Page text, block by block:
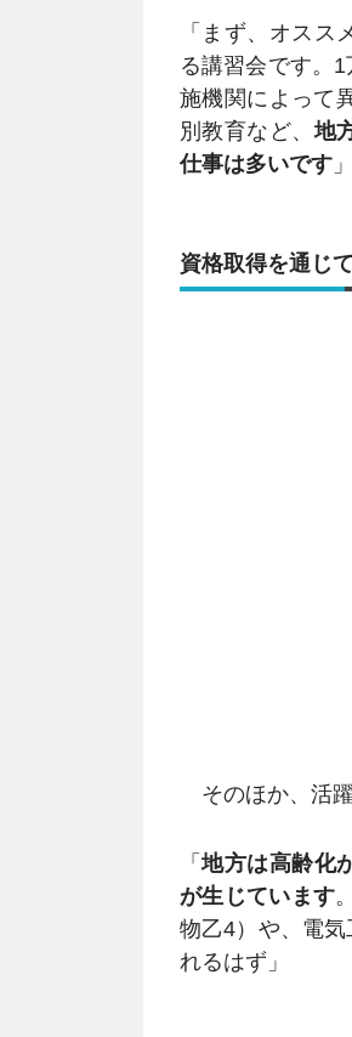
「まず、オス
る講習会です。
施機関によって
別教育など、地
仕事は多いです 」
資格取得を通じ
そのほか、活躍
「地方は高齢化
が生じています
物乙4）や、電
れるはず」